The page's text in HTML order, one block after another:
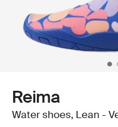
Reima
Water shoes, Lean -